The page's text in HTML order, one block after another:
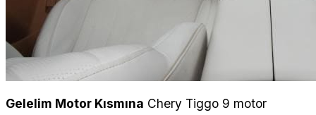
Gelelim Motor Kısmına Chery Tiggo 9 motor